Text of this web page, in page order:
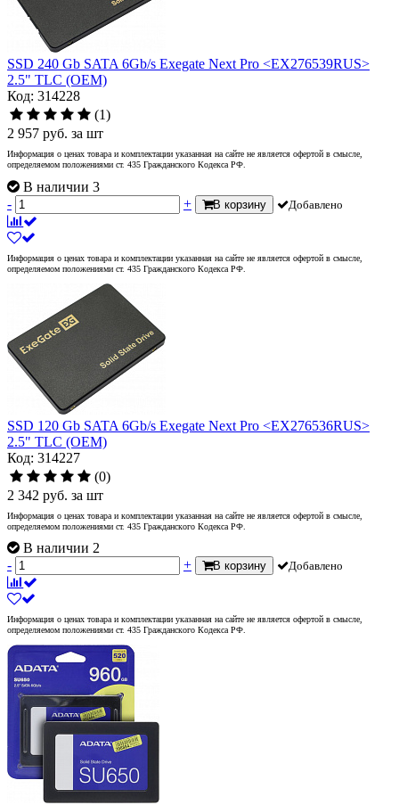
SSD 240 Gb SATA 6Gb/s Exegate Next Pro <EX276539RUS>
2.5" TLC (OEM)
Код: 314228
(1)
2 957 руб. за шт
Информация о ценах товара и комплектации указанная на сайте не является офертой в смысле,
определяемом положениями ст. 435 Гражданского Кодекса РФ.
В наличии 3
-
+ В корзину Добавлено
Информация о ценах товара и комплектации указанная на сайте не является офертой в смысле,
определяемом положениями ст. 435 Гражданского Кодекса РФ.
SSD 120 Gb SATA 6Gb/s Exegate Next Pro <EX276536RUS>
2.5" TLC (OEM)
Код: 314227
(0)
2 342 руб. за шт
Информация о ценах товара и комплектации указанная на сайте не является офертой в смысле,
определяемом положениями ст. 435 Гражданского Кодекса РФ.
В наличии 2
-
+ В корзину Добавлено
Информация о ценах товара и комплектации указанная на сайте не является офертой в смысле,
определяемом положениями ст. 435 Гражданского Кодекса РФ.